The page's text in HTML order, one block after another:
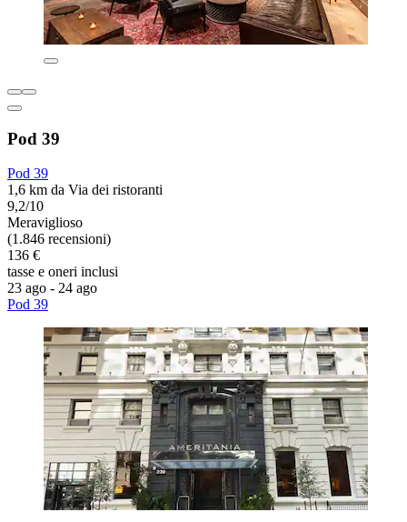
Pod 39
Pod 39
1,6 km da Via dei ristoranti
9,2/10
Meraviglioso
(1.846 recensioni)
136 €
tasse e oneri inclusi
23 ago - 24 ago
Pod 39